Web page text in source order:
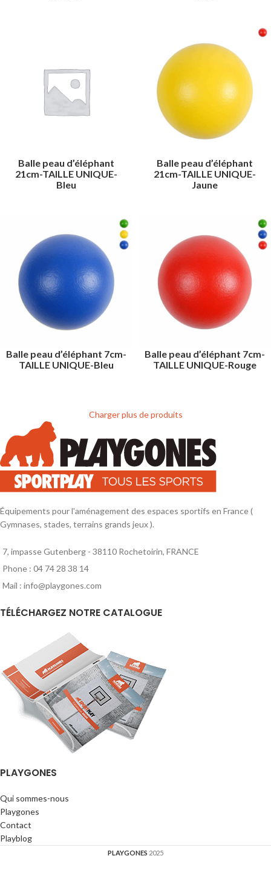
Balle peau d’éléphant
21cm-TAILLE UNIQUE-
Bleu
Balle peau d’éléphant
21cm-TAILLE UNIQUE-
Jaune
Balle peau d’éléphant 7cm-
TAILLE UNIQUE-Bleu
Balle peau d’éléphant 7cm-
TAILLE UNIQUE-Rouge
Charger plus de produits
Équipements pour l'aménagement des espaces sportifs en France (
Gymnases, stades, terrains grands jeux ).
7, impasse Gutenberg - 38110 Rochetoirin, FRANCE
Phone : 04 74 28 38 14
Mail : info@playgones.com
TÉLÉCHARGEZ NOTRE CATALOGUE
PLAYGONES
Qui sommes-nous
Playgones
Contact
Playblog
PLAYGONES 2025